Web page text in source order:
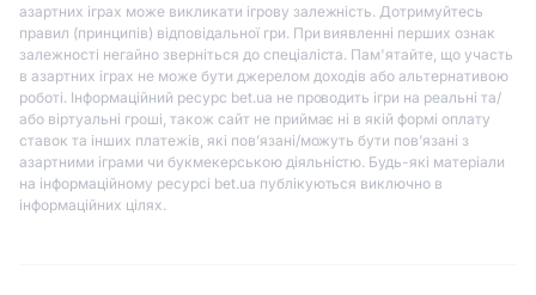
азартних іграх може викликати ігрову залежність. Дотримуйтесь
правил (принципів) відповідальної гри. При виявленні перших ознак
залежності негайно зверніться до спеціаліста. Пам'ятайте, що участь
в азартних іграх не може бути джерелом доходів або альтернативою
роботі. Інформаційний ресурс bet.ua не проводить ігри на реальні та/
або віртуальні гроші, також сайт не приймає ні в якій формі оплату
ставок та інших платежів, які пов’язані/можуть бути пов’язані з
азартними іграми чи букмекерською діяльністю. Будь-які матеріали
на інформаційному ресурсі bet.ua публікуються виключно в
інформаційних цілях.